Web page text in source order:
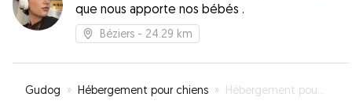
que nous apporte nos bébés .
Béziers - 24.29 km
Gudog » Hébergement pour chiens » Hébergement pour votre chien à Narbonne